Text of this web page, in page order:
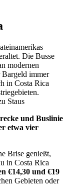
Die Busse
modernen
Bargeld immer
in Costa Rica
Staus
und Buslinie
etwa vier
Brise genießt,
in Costa Rica
€14,30 und €19
Gebieten oder